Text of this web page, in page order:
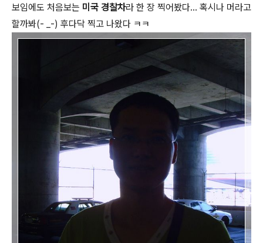
보임에도 처음보는 미국 경찰차라 한 장 찍어봤다... 혹시나 머라고
할까봐(- _-) 후다닥 찍고 나왔다 ㅋㅋ